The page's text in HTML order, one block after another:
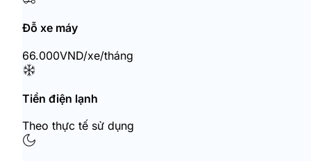
Đỗ xe máy
66.000VND/xe/tháng
Tiền điện lạnh
Theo thực tế sử dụng